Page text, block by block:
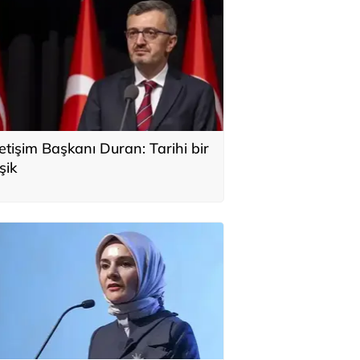
Başkanı Duran: Tarihi bir